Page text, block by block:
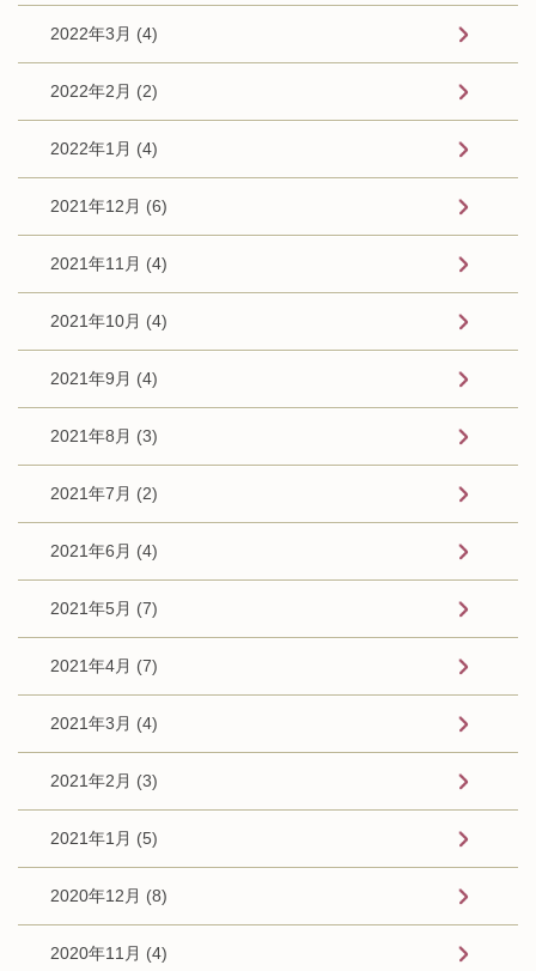
2022年3月 (4)
2022年2月 (2)
2022年1月 (4)
2021年12月 (6)
2021年11月 (4)
2021年10月 (4)
2021年9月 (4)
2021年8月 (3)
2021年7月 (2)
2021年6月 (4)
2021年5月 (7)
2021年4月 (7)
2021年3月 (4)
2021年2月 (3)
2021年1月 (5)
2020年12月 (8)
2020年11月 (4)